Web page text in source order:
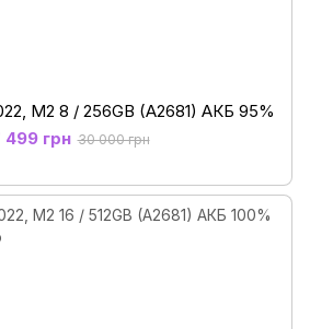
М2 8 / 256GB (A2681) АКБ 95%
499 грн 30 000 грн